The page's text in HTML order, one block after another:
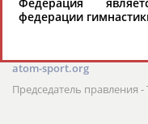
123098, г. Москва, ул.
atom-sport.org
Председатель правления
федерации